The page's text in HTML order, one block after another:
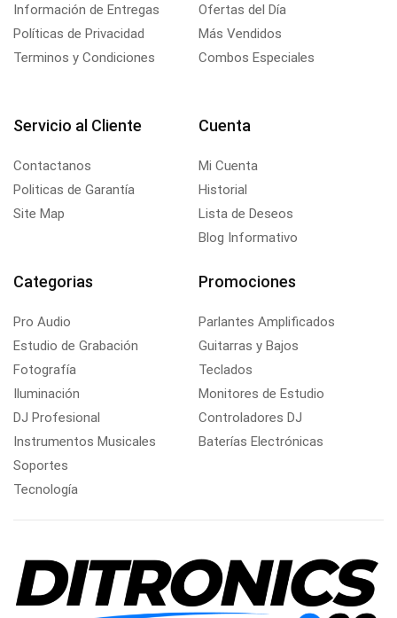
Información de Entregas
Políticas de Privacidad
Terminos y Condiciones
Ofertas del Día
Más Vendidos
Combos Especiales
Servicio al Cliente
Contactanos
Politicas de Garantía
Site Map
Cuenta
Mi Cuenta
Historial
Lista de Deseos
Blog Informativo
Categorias
Pro Audio
Estudio de Grabación
Fotografía
Iluminación
DJ Profesional
Instrumentos Musicales
Soportes
Tecnología
Promociones
Parlantes Amplificados
Guitarras y Bajos
Teclados
Monitores de Estudio
Controladores DJ
Baterías Electrónicas